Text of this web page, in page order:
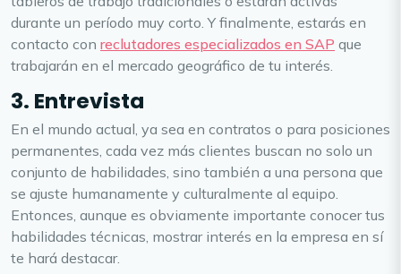
durante un período muy corto. Y finalmente, estarás en
contacto con reclutadores especializados en SAP que
trabajarán en el mercado geográfico de tu interés.
3. Entrevista
En el mundo actual, ya sea en contratos o para posiciones
permanentes, cada vez más clientes buscan no solo un
conjunto de habilidades, sino también a una persona que
se ajuste humanamente y culturalmente al equipo.
Entonces, aunque es obviamente importante conocer tus
habilidades técnicas, mostrar interés en la empresa en sí
te hará destacar.